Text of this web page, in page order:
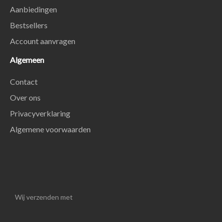
Aanbiedingen
Bestsellers
Account aanvragen
Algemeen
Contact
Over ons
Privacyverklaring
Algemene voorwaarden
Wij verzenden met